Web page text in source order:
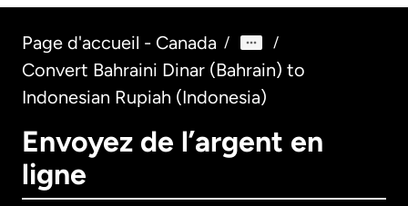
Page d'accueil - Canada / /
Convert Bahraini Dinar (Bahrain) to
Indonesian Rupiah (Indonesia)
Envoyez de l’argent en
ligne